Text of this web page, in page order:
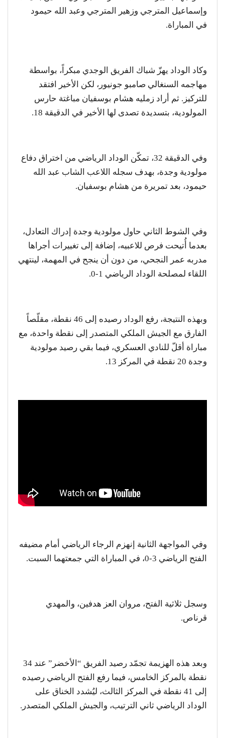
وإسماعيل المترجي وزهير المترجي وعبد الله حيمود
في المباراة.
وكاد الوداد يهزّ شباك الفريق الوجدي مبكراً، بواسطة
مهاجمه السنغالي صامبو جونيور، لكن الأخير افتقد
للتركيز. ثم أراد زمليه هشام بوسفيان مباغتة حارس
المولودية، بتسديدة تصدى لها الأخير في الدقيقة 18.
وفي الدقيقة 32، تمكّن الوداد الرياضي من اختراق دفاع
مولودية وجدة، بهدف سجله اللاعب الشاب عبد الله
حيمود، بعد تمريرة من هشام بوسفيان.
وفي الشوط الثاني حاول مولودية وجدة إدراك التعادل،
بعدما أُتيحت فرص للاعبيه، إضافة إلى تغييرات أجراها
مدربه عمر النجحي، من دون أن ينجح في المهمة، لينتهي
اللقاء لمصلحة الوداد الرياضي 1-0.
وبهذه النتيجة، رفع الوداد رصيده إلى 46 نقطة، مقلّصاً
الفارق مع الجيش الملكي المتصدر إلى نقطة واحدة، مع
مباراة أقلّ للنادي العسكري، فيما بقي رصيد مولودية
وجدة 20 نقطة في المركز 13.
وفي المواجهة الثانية إنهزم الرجاء الرياضي أمام مضيفه
الفتح الرياضي 3-0، في المباراة التي جمعتهما السبت.
وسجل ثلاثية الفتح، مروان العز هدفين، والمهدي
قرناص.
وبعد هذه الهزيمة تجمّد رصيد الفريق “الأخضر” عند 34
نقطة بالمركز الخامس، فيما رفع الفتح الرياضي رصيده
إلى 41 نقطة في المركز الثالث، ليُشدد الخناق على
الوداد الرياضي ثاني الترتيب، والجيش الملكي المتصدر.